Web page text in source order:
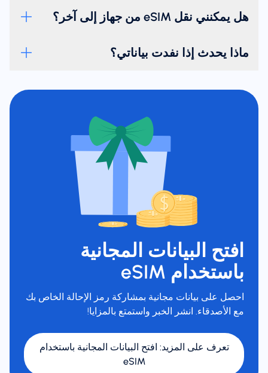
هل يمكنني نقل eSIM من جهاز إلى آخر؟
ماذا يحدث إذا نفدت بياناتي؟
افتح البيانات المجانية
باستخدام eSIM
احصل على بيانات مجانية بمشاركة رمز الإحالة الخاص بك
مع الأصدقاء. انشر الخبر واستمتع بالمزايا!
تعرف على المزيد: افتح البيانات المجانية باستخدام
eSIM